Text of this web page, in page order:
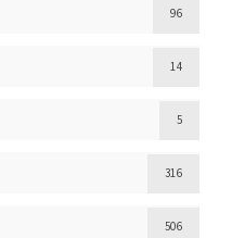
96
14
5
316
506